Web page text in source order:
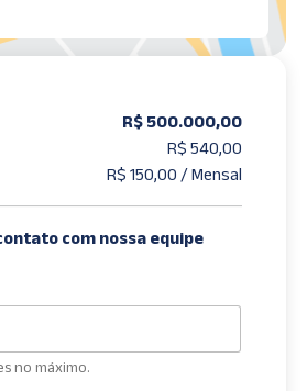
R$ 500.000,00
R$ 540,00
R$ 150,00 / Mensal
com nossa equipe
no máximo.